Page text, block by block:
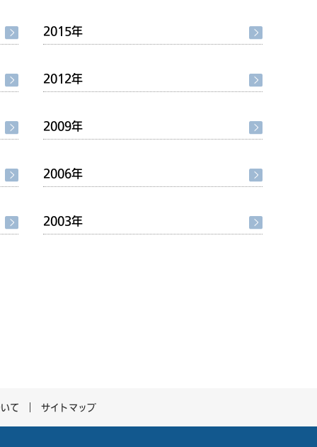
2015年
2012年
2009年
2006年
2003年
て サイトマップ